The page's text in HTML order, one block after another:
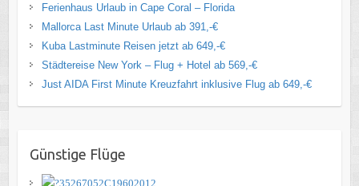
Ferienhaus Urlaub in Cape Coral – Florida
Mallorca Last Minute Urlaub ab 391,-€
Kuba Lastminute Reisen jetzt ab 649,-€
Städtereise New York – Flug + Hotel ab 569,-€
Just AIDA First Minute Kreuzfahrt inklusive Flug ab 649,-€
Günstige Flüge